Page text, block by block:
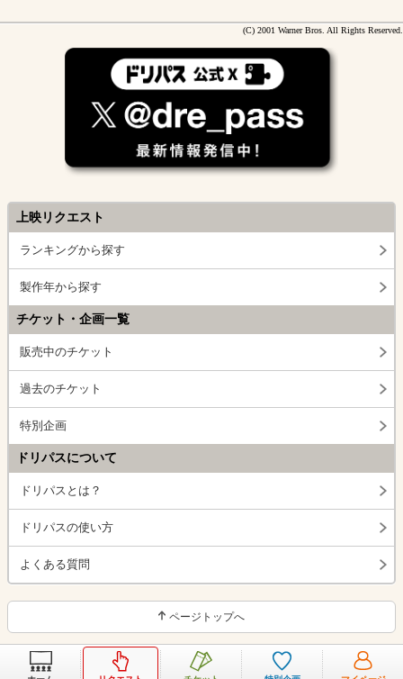
(C) 2001 Warner Bros. All Rights Reserved.
上映リクエスト
ランキングから探す
製作年から探す
チケット・企画一覧
販売中のチケット
過去のチケット
特別企画
ドリパスについて
ドリパスとは？
ドリパスの使い方
よくある質問
ページトップへ